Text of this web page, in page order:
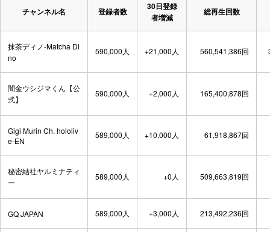
チャンネル名 登録者数
30日登録
者増減
総再生回数
抹茶ディノ-Matcha Di
no
590,000人 +21,000人 560,541,386回
闇金ウシジマくん【公
式】
590,000人 +2,000人 165,400,878回
Gigi Murin Ch. hololiv
e-EN
589,000人 +10,000人 61,918,867回
秘密結社ヤルミナティ
ー
589,000人 +0人 509,663,819回
GQ JAPAN 589,000人 +3,000人 213,492,236回